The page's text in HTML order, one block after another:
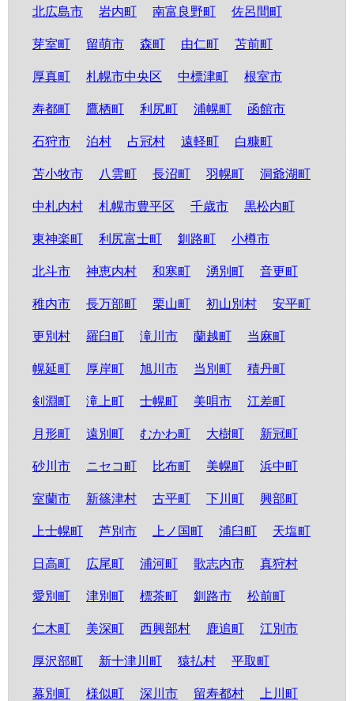
北広島市 岩内町 南富良野町 佐呂間町
芽室町 留萌市 森町 由仁町 苫前町
厚真町 札幌市中央区 中標津町 根室市
寿都町 鷹栖町 利尻町 浦幌町 函館市
石狩市 泊村 占冠村 遠軽町 白糠町
苫小牧市 八雲町 長沼町 羽幌町 洞爺湖町
中札内村 札幌市豊平区 千歳市 黒松内町
東神楽町 利尻富士町 釧路町 小樽市
北斗市 神恵内村 和寒町 湧別町 音更町
稚内市 長万部町 栗山町 初山別村 安平町
更別村 羅臼町 滝川市 蘭越町 当麻町
幌延町 厚岸町 旭川市 当別町 積丹町
剣淵町 滝上町 士幌町 美唄市 江差町
月形町 遠別町 むかわ町 大樹町 新冠町
砂川市 ニセコ町 比布町 美幌町 浜中町
室蘭市 新篠津村 古平町 下川町 興部町
上士幌町 芦別市 上ノ国町 浦臼町 天塩町
日高町 広尾町 浦河町 歌志内市 真狩村
愛別町 津別町 標茶町 釧路市 松前町
仁木町 美深町 西興部村 鹿追町 江別市
厚沢部町 新十津川町 猿払村 平取町
幕別町 様似町 深川市 留寿都村 上川町